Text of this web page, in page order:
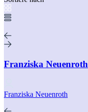
Franziska Neuenroth
Franziska Neuenroth